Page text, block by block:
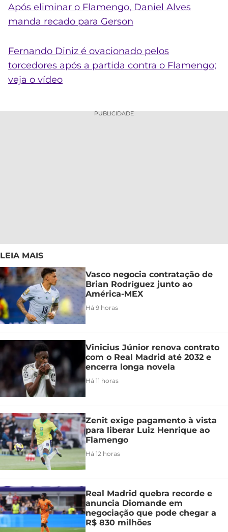
Após eliminar o Flamengo, Daniel Alves
manda recado para Gerson
Fernando Diniz é ovacionado pelos
torcedores após a partida contra o Flamengo;
veja o vídeo
PUBLICIDADE
LEIA MAIS
Vasco negocia contratação de
Brian Rodríguez junto ao
América-MEX
Há 9 horas
Vinicius Júnior renova contrato
com o Real Madrid até 2032 e
encerra longa novela
Há 11 horas
Zenit exige pagamento à vista
para liberar Luiz Henrique ao
Flamengo
Há 12 horas
Real Madrid quebra recorde e
anuncia Diomande em
negociação que pode chegar a
R$ 830 milhões